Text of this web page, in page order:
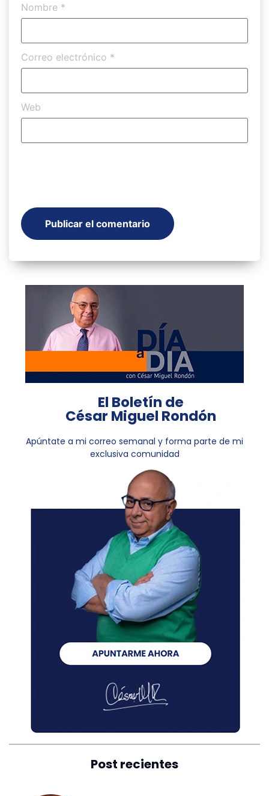
Nombre *
Correo electrónico *
Web
El Boletín de
César Miguel Rondón
Apúntate a mi correo semanal y forma parte de mi
exclusiva comunidad
Post recientes